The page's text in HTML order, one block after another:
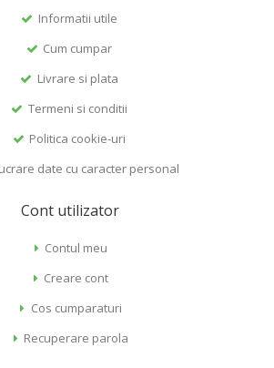
Informatii utile
Cum cumpar
Livrare si plata
Termeni si conditii
Politica cookie-uri
date cu caracter personal
Cont utilizator
Contul meu
Creare cont
Cos cumparaturi
Recuperare parola